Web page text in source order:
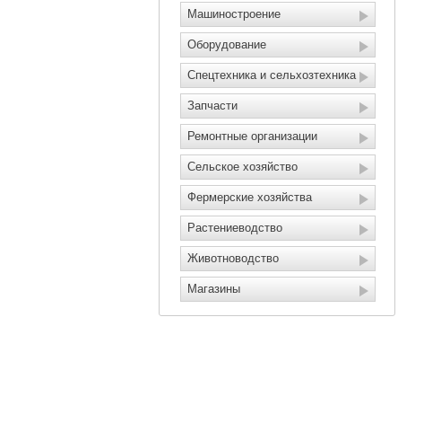
Машиностроение
Оборудование
Спецтехника и сельхозтехника
Запчасти
Ремонтные организации
Сельское хозяйство
Фермерские хозяйства
Растениеводство
Животноводство
Магазины